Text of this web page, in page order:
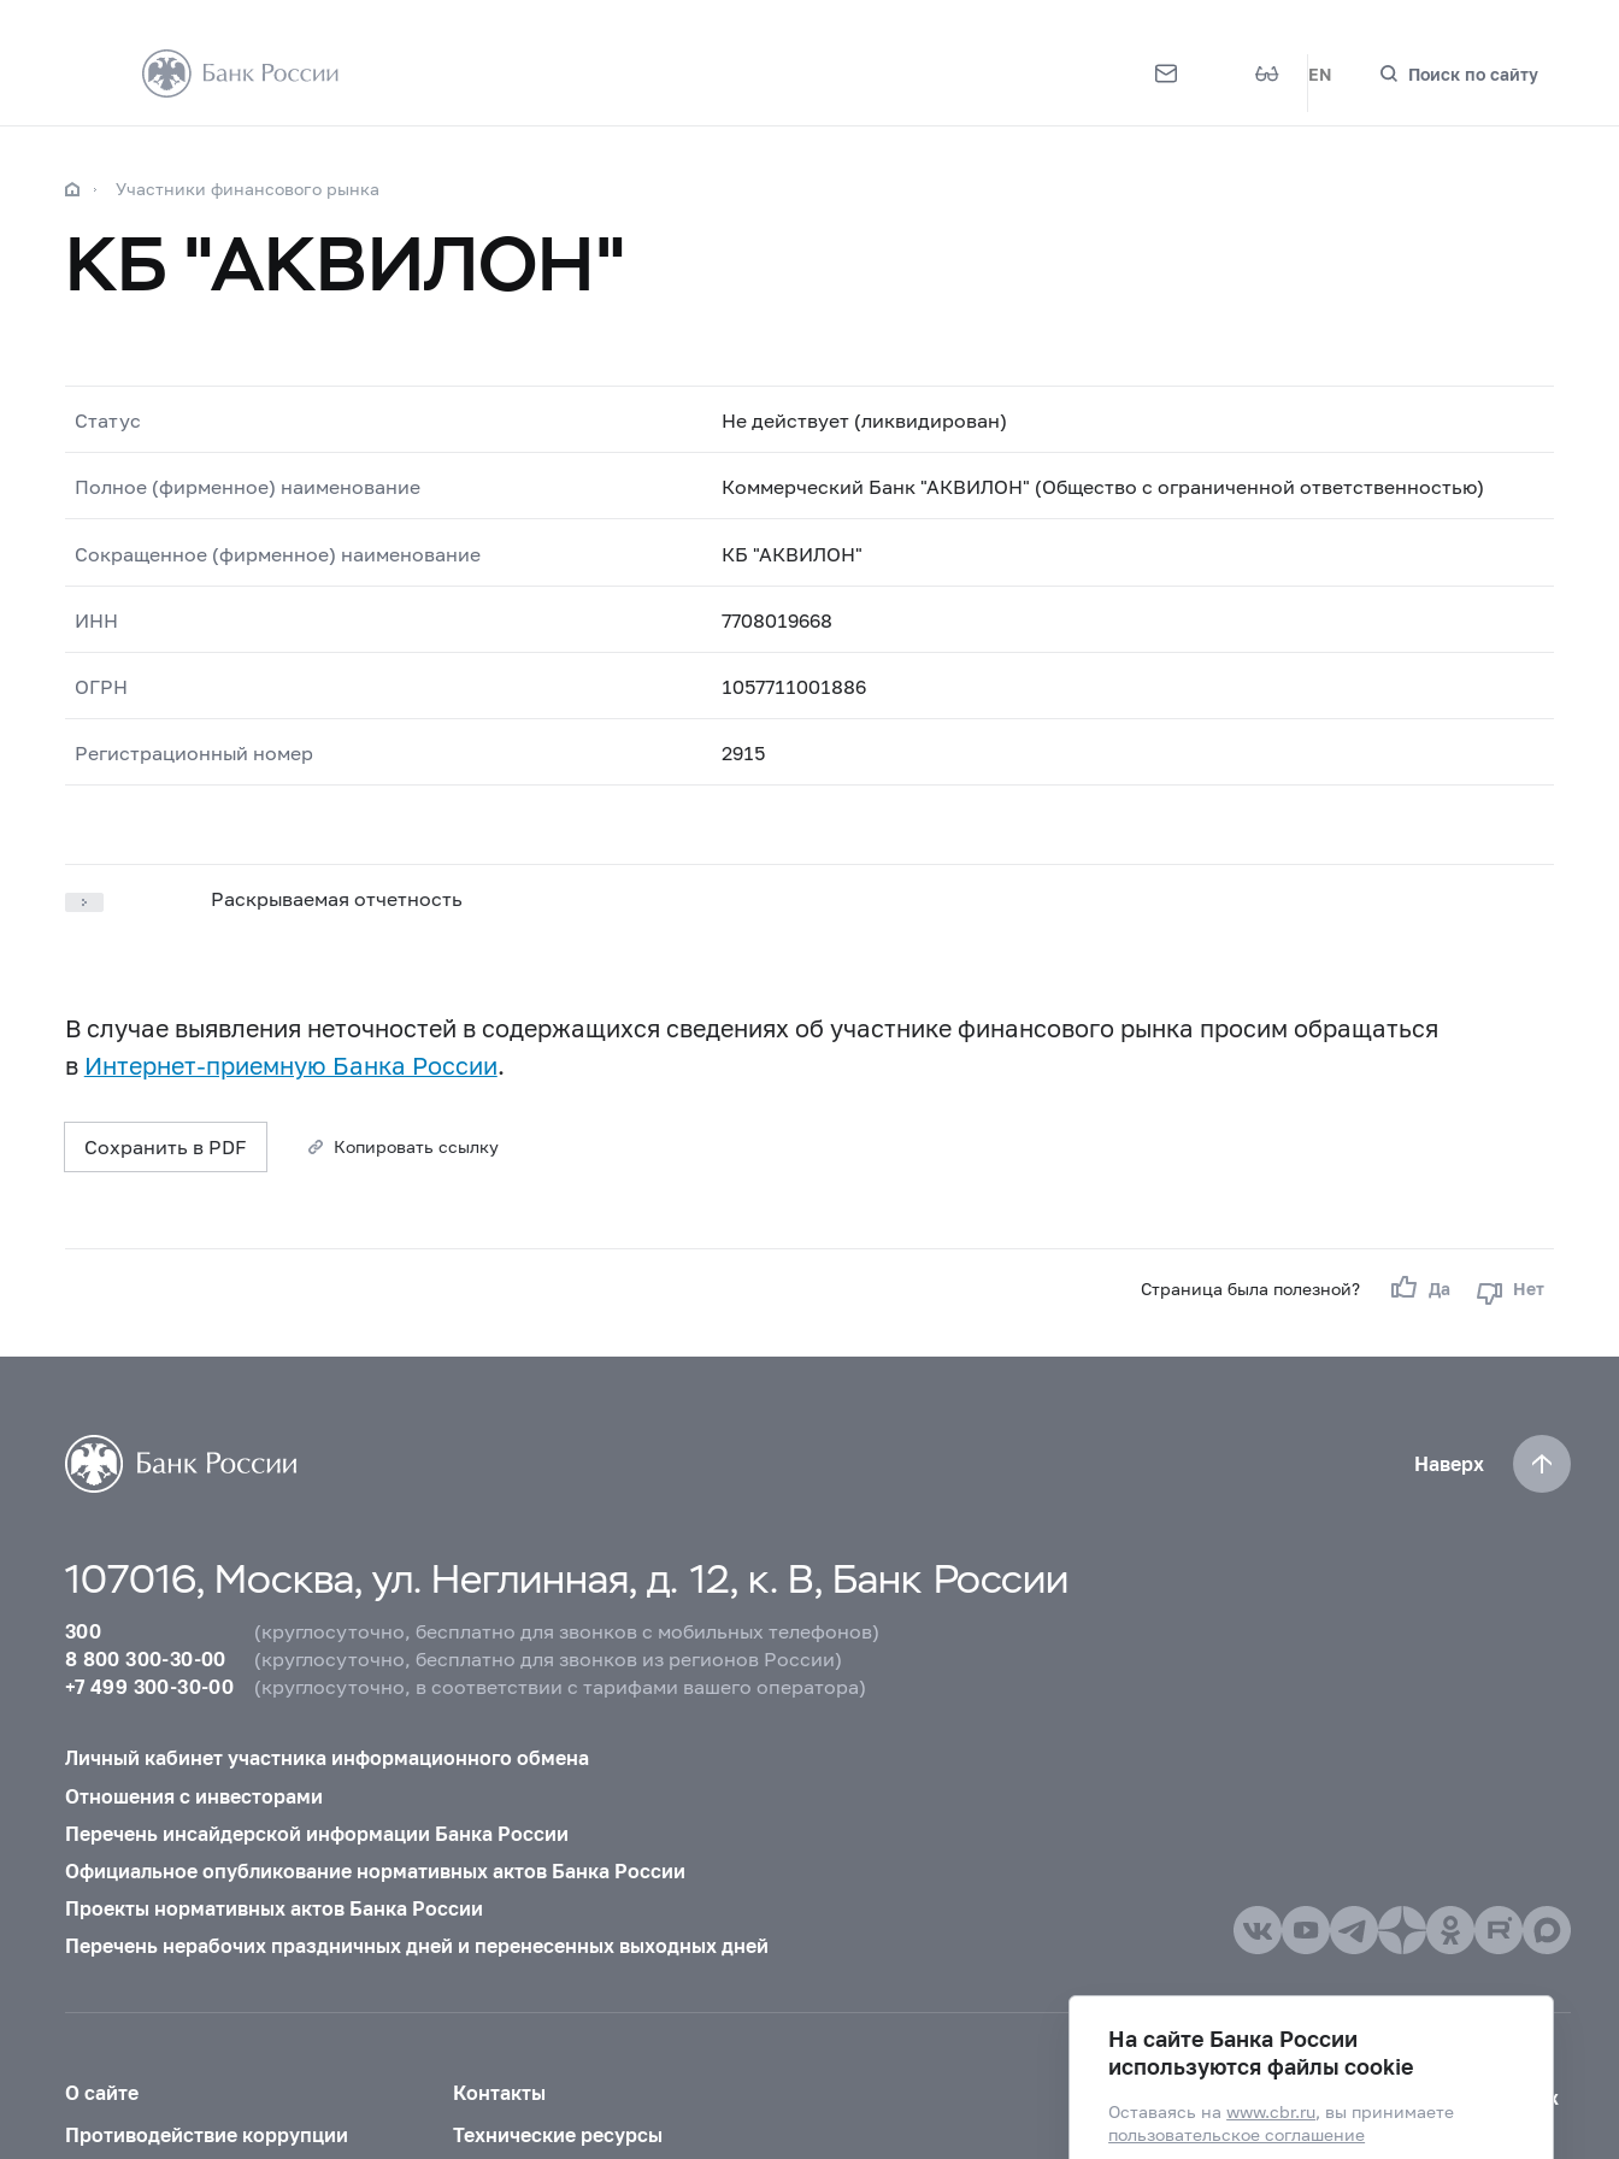
EN Поиск по сайту
Участники финансового рынка
КБ "АКВИЛОН"
Статус Не действует (ликвидирован)
Полное (фирменное) наименование Коммерческий Банк "АКВИЛОН" (Общество с ограниченной ответственностью)
Сокращенное (фирменное) наименование КБ "АКВИЛОН"
ИНН 7708019668
ОГРН 1057711001886
Регистрационный номер 2915
Раскрываемая отчетность
В случае выявления неточностей в содержащихся сведениях об участнике финансового рынка просим обращаться
в Интернет-приемную Банка России.
Сохранить в PDF Копировать ссылку
Страница была полезной? Да Нет
Наверх
107016, Москва, ул. Неглинная, д. 12, к. В, Банк России
300
(круглосуточно, бесплатно для звонков с мобильных телефонов)
8 800 300-30-00
(круглосуточно, бесплатно для звонков из регионов России)
+7 499 300-30-00
(круглосуточно, в соответствии с тарифами вашего оператора)
Личный кабинет участника информационного обмена
Отношения с инвесторами
Перечень инсайдерской информации Банка России
Официальное опубликование нормативных актов Банка России
Проекты нормативных актов Банка России
Перечень нерабочих праздничных дней и перенесенных выходных дней
О сайте
Контакты
Противодействие коррупции
Технические ресурсы
Версия для слабовидящих
На сайте Банка России
используются файлы cookie
Оставаясь наwww.cbr.ru, вы принимаете
пользовательское соглашение